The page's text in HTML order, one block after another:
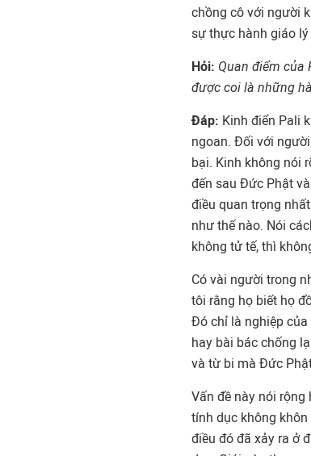
chồng cô với người
sự thực hành giáo
Hỏi: Quan điểm
được coi là những
Đáp: Kinh điển Pali
ngoan. Đối với
bại. Kinh không nói
đến sau Đức Phật
điều quan trọng
như thế nào. Nói
không tử tế, thì
Có vài người trong
tôi rằng họ biết họ
Đó chỉ là nghiệp
hay bài bác chống
và từ bi mà Đức
Vấn đề này nói
tính dục không
điều đó đã xảy ra ở